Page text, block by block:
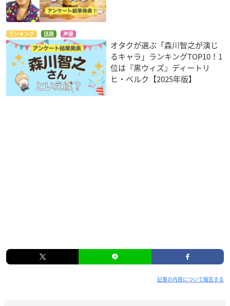
ランキング 話題 声優
オタクが選ぶ「森川智之が演じ
るキャラ」ランキングTOP10！1
位は『黒ウィズ』ディートリ
ヒ・ベルク【2025年版】
記事の内容について報告する